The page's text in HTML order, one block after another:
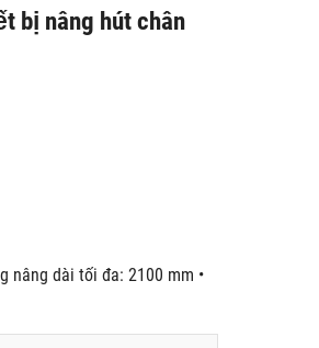
bị nâng hút chân
nâng dài tối đa: 2100 mm •